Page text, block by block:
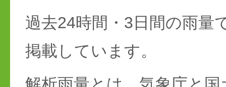
過去24時間・3日間の雨量
掲載しています。